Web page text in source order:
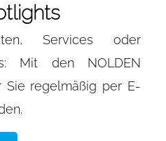
Services oder
Mit den NOLDEN
Sie regelmäßig per E-